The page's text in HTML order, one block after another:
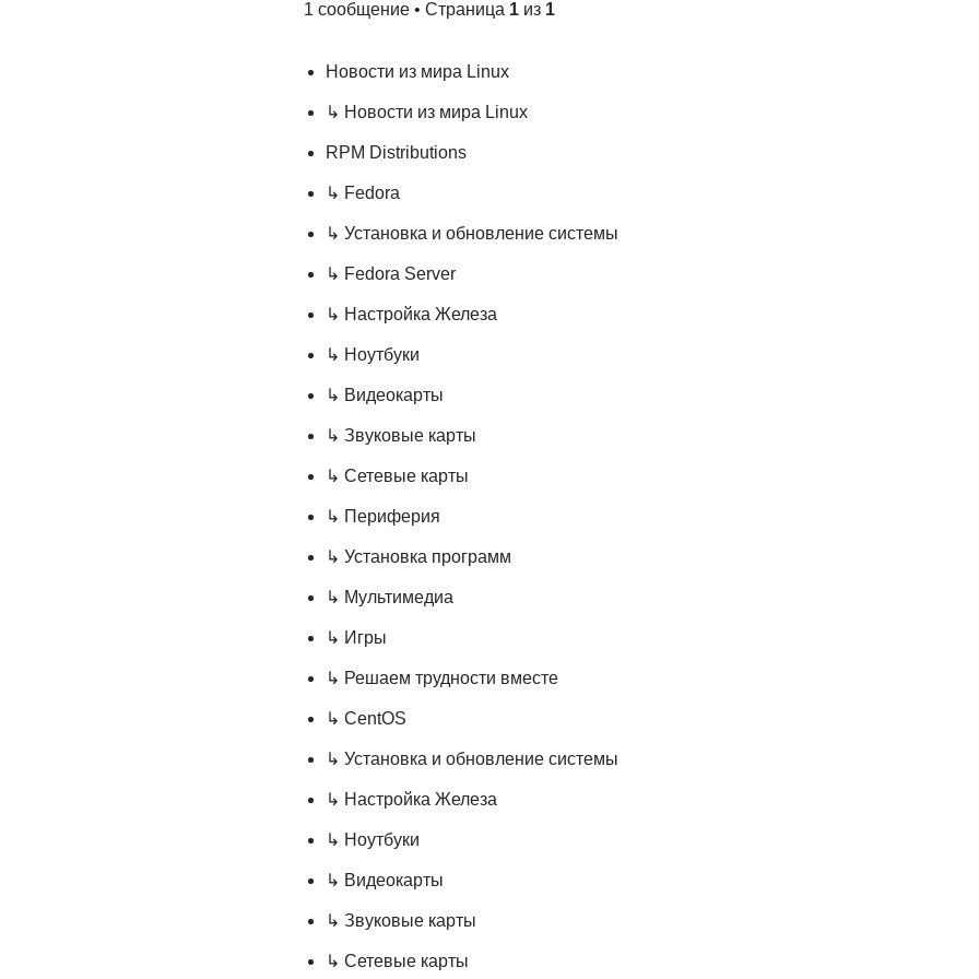
1 сообщение • Страница 1из 1
Новости из мира Linux
↳ Новости из мира Linux
RPM Distributions
↳ Fedora
↳ Установка и обновление системы
↳ Fedora Server
↳ Настройка Железа
↳ Ноутбуки
↳ Видеокарты
↳ Звуковые карты
↳ Сетевые карты
↳ Периферия
↳ Установка программ
↳ Мультимедиа
↳ Игры
↳ Решаем трудности вместе
↳ CentOS
↳ Установка и обновление системы
↳ Настройка Железа
↳ Ноутбуки
↳ Видеокарты
↳ Звуковые карты
↳ Сетевые карты